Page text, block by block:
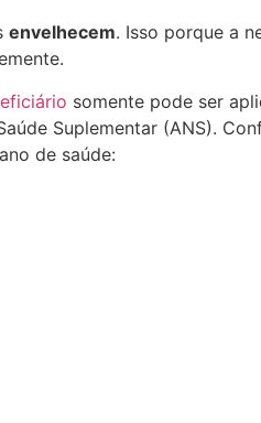
envelhecem. Isso porque a
somente pode ser
Suplementar (ANS).
de saúde: